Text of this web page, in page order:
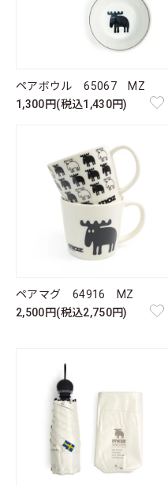
ペアボウル 65067 MZ
1,300円(税込1,430円)
ペアマグ 64916 MZ
2,500円(税込2,750円)